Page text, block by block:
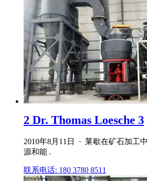
2 Dr. Thomas Loesche 3
2010年8月11日 · 莱歇在矿石加工
源和能 .
联系电话: 180 3780 8511